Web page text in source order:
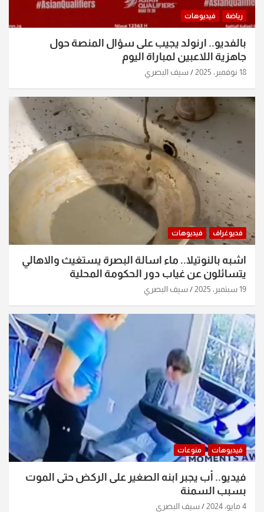
رياضة فيديوهات
بالفديو.. ارنولد يجيب على سؤال المنصة حول
جاهزية اللاعبين لمباراة اليوم
18 نوفمبر، 2025 سيف البصري
فديوغراف فيديوهات
اشبه بالنوتيلا.. ماء اسالة البصرة يستغيث والاهالي
يتسائلون عن غياب دور الحكومة المحلية
19 سبتمبر، 2025 سيف البصري
فيديوهات منوعات
فيديو.. أب يجبر ابنه الصغير على الركض حتى الموت
بسبب السمنة
4 مايو، 2024 سيف البصري